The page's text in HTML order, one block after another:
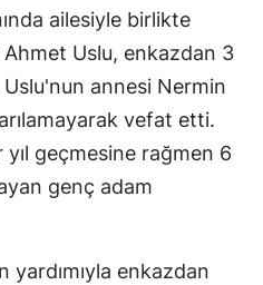
ailesiyle birlikte
Ahmet Uslu, enkazdan 3
annesi Nermin
vefat etti.
geçmesine rağmen 6
genç adam
yardımıyla enkazdan